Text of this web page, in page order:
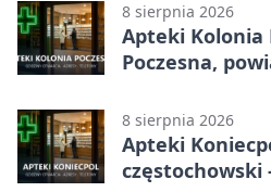
8 sierpnia 2026
Apteki Kolonia
Poczesna,
8 sierpnia 2026
Apteki
częstochowski